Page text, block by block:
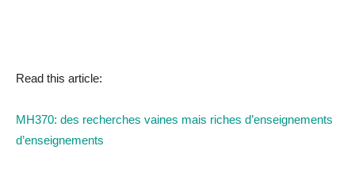
Read this article:
MH370: des recherches vaines mais riches d’enseignements
d’enseignements